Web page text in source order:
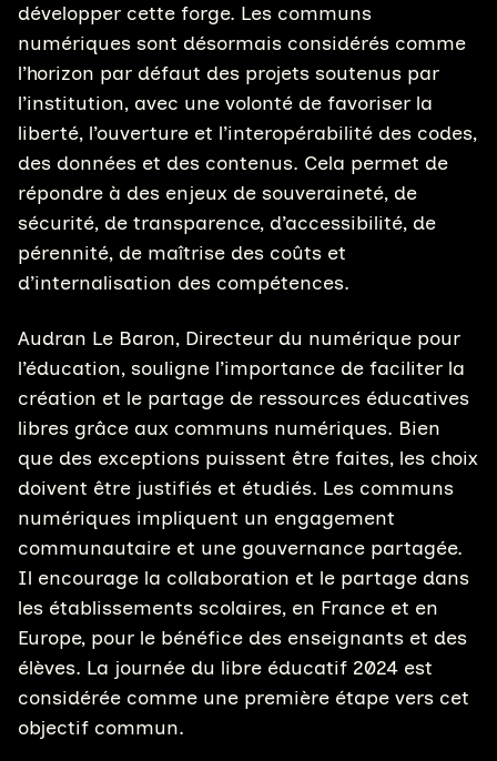
développer cette forge. Les communs
numériques sont désormais considérés comme
l’horizon par défaut des projets soutenus par
l’institution, avec une volonté de favoriser la
liberté, l’ouverture et l’interopérabilité des codes,
des données et des contenus. Cela permet de
répondre à des enjeux de souveraineté, de
sécurité, de transparence, d’accessibilité, de
pérennité, de maîtrise des coûts et
d’internalisation des compétences.
Audran Le Baron, Directeur du numérique pour
l’éducation, souligne l’importance de faciliter la
création et le partage de ressources éducatives
libres grâce aux communs numériques. Bien
que des exceptions puissent être faites, les choix
doivent être justifiés et étudiés. Les communs
numériques impliquent un engagement
communautaire et une gouvernance partagée.
Il encourage la collaboration et le partage dans
les établissements scolaires, en France et en
Europe, pour le bénéfice des enseignants et des
élèves. La journée du libre éducatif 2024 est
considérée comme une première étape vers cet
objectif commun.